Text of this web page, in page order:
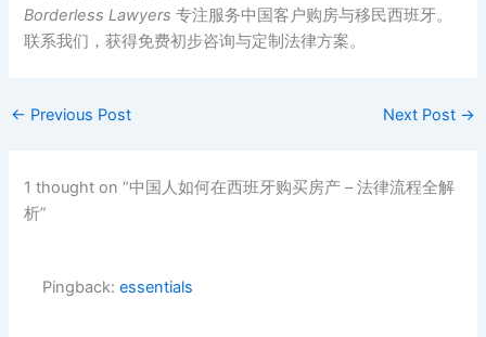
Borderless Lawyers 专注服务中国客户购房与移民西班牙。
联系我们，获得免费初步咨询与定制法律方案。
← Previous Post Next Post →
1 thought on “中国人如何在西班牙购买房产 – 法律流程全解
析”
Pingback:essentials